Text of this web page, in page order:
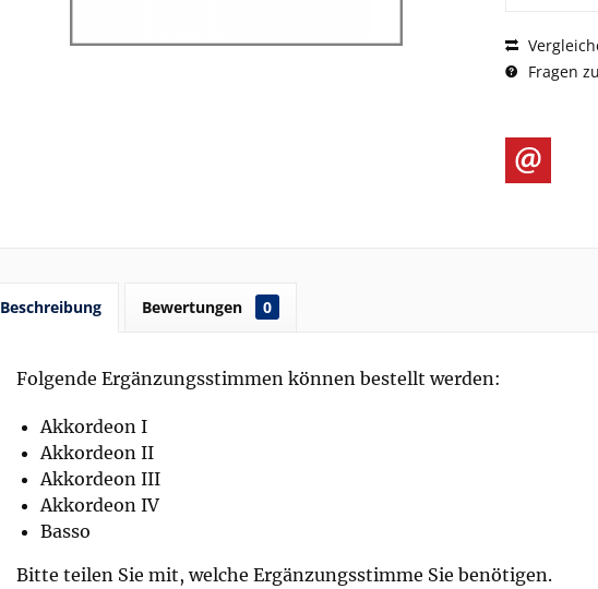
Fragen
Beschreibung Bewertungen 0
Folgende Ergänzungsstimmen können bestellt werden:
Akkordeon I
Akkordeon II
Akkordeon III
Akkordeon IV
Basso
Bitte teilen Sie mit, welche Ergänzungsstimme Sie benötigen.